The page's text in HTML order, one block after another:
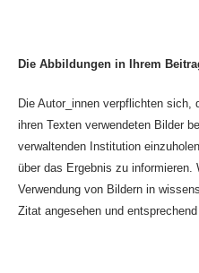
Die Abbildungen in Ihrem
Die Autor_innen verpflichten sich,
ihren Texten verwendeten Bilder
verwaltenden Institution
über das Ergebnis zu
Verwendung von Bildern in
Zitat angesehen und